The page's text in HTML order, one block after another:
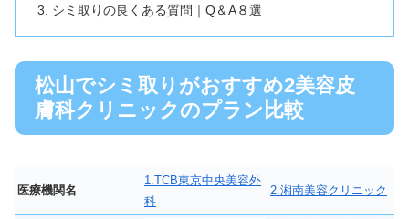
シミ取りの良くある質問｜Q＆A８選
松山でシミ取りがおすすめ2美容皮
膚科クリニックのプラン比較
医療機関名
1.TCB東京中央美容外
科
2.湘南美容クリニック